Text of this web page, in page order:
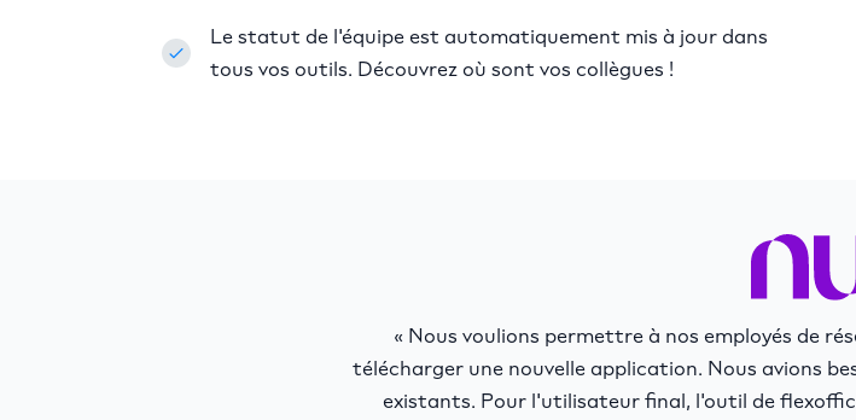
Le statut de l'équipe est automatiquement mis à jour dans
tous vos outils. Découvrez où sont vos collègues !
« Nous voulions permettre à nos employés de
télécharger une nouvelle application. Nous avions
existants. Pour l'utilisateur final, l'outil de